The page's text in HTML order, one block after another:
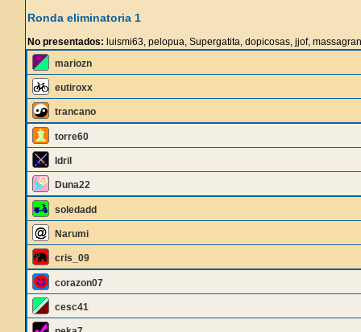
Ronda eliminatoria 1
No presentados: luismi63, pelopua, Supergatita, dopicosas, jjof, massagran
mariozn
eutiroxx
trancano
torre60
Idril
Duna22
soledadd
Narumi
cris_09
corazon07
cesc41